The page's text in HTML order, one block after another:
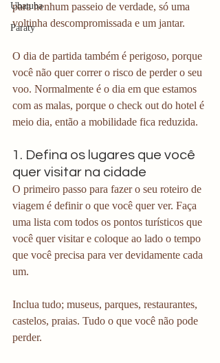
Ubatuba
Paraty
para nenhum passeio de verdade, só uma
voltinha descompromissada e um jantar.
O dia de partida também é perigoso, porque
você não quer correr o risco de perder o seu
voo. Normalmente é o dia em que estamos
com as malas, porque o check out do hotel é
meio dia, então a mobilidade fica reduzida.
1. Defina os lugares que você
quer visitar na cidade
O primeiro passo para fazer o seu roteiro de
viagem é definir o que você quer ver. Faça
uma lista com todos os pontos turísticos que
você quer visitar e coloque ao lado o tempo
que você precisa para ver devidamente cada
um.
Inclua tudo; museus, parques, restaurantes,
castelos, praias. Tudo o que você não pode
perder.